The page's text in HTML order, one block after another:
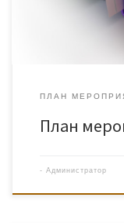
ПЛАН
План
- Администратор